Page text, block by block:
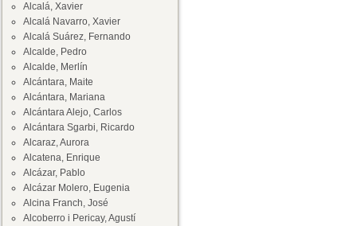
Alcalá, Xavier
Alcalá Navarro, Xavier
Alcalá Suárez, Fernando
Alcalde, Pedro
Alcalde, Merlín
Alcántara, Maite
Alcántara, Mariana
Alcántara Alejo, Carlos
Alcántara Sgarbi, Ricardo
Alcaraz, Aurora
Alcatena, Enrique
Alcázar, Pablo
Alcázar Molero, Eugenia
Alcina Franch, José
Alcoberro i Pericay, Agustí